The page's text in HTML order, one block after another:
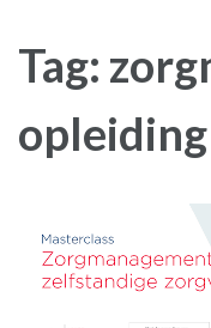
Tag:
opleiding